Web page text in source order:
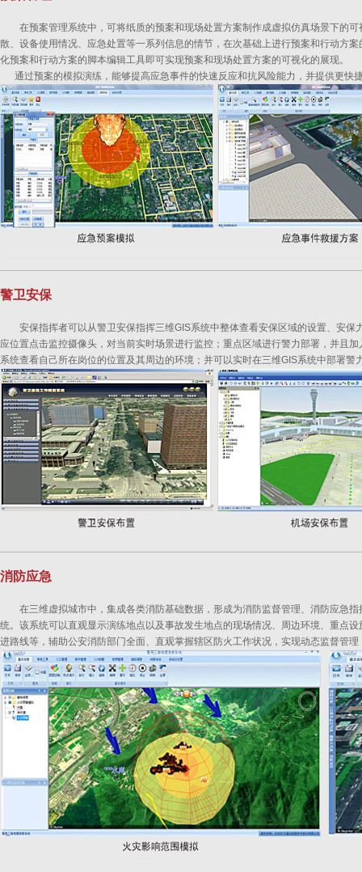
在预案管理系统中，可将纸质的预案和现场处置方案制作成虚拟仿真场景下的
散、设备使用情况、应急处置等一系列信息的情节，在次基础上进行预案和行动方
化预案和行动方案的脚本编辑工具即可实现预案和现场处置方案的可视化的展现。
通过预案的模拟演练，能够提高应急事件的快速反应和抗风险能力，并提供更快
警卫安保
安保指挥者可以从警卫安保指挥三维GIS系统中整体查看安保区域的设置、安
应位置点击监控摄像头，对当前实时场景进行监控；重点区域进行警力部署，并且
系统查看自己所在岗位的位置及其周边的环境；并可以实时在三维GIS系统中部署
消防应急
在三维虚拟城市中，集成各类消防基础数据，形成为消防监督管理、消防应急
统。该系统可以直观显示演练地点以及事故发生地点的现场情况、周边环境、重点
进路线等，辅助公安消防部门全面、直观掌握辖区防火工作状况，实现动态监督管